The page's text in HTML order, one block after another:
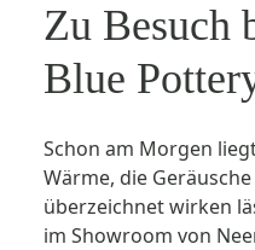
Zu Besuch
Blue
Schon am Morgen
Wärme, die
überzeichnet wirken
im Showroom von